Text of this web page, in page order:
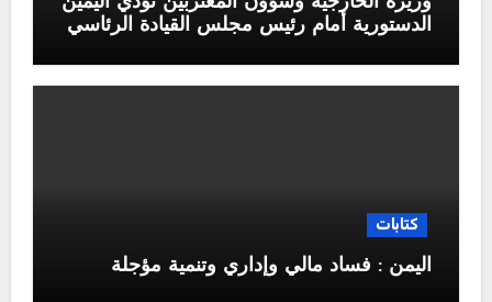
الدستورية أمام رئيس مجلس القيادة الرئاسي
كتابات
اليمن : فساد مالي وإداري وتنمية مؤجلة